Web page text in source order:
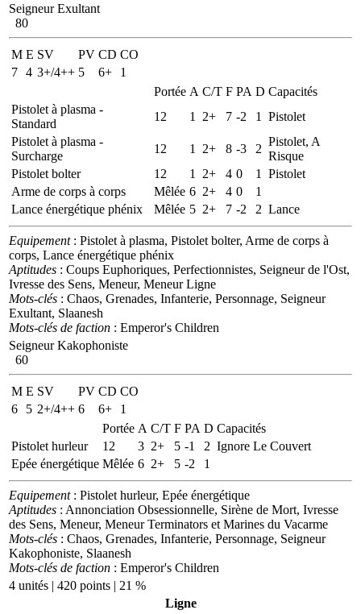
Seigneur Exultant
80
M E SV PV CD CO
7 4 3+/4++ 5 6+
1
Portée A C/T F PA D Capacités
Pistolet à plasma -
Standard
12 1 2+ 7 -2 1
Pistolet
Pistolet à plasma -
Surcharge
12 1 2+ 8 -3 2
Pistolet, A
Risque
Pistolet bolter
12 1 2+ 4 0 1
Pistolet
Arme de corps à corps
Mêlée 6 2+ 4 0
1
Lance énergétique phénix
Mêlée 5 2+ 7 -2 2 Lance
Equipement: Pistolet à plasma, Pistolet bolter, Arme de corps à
corps, Lance énergétique phénix
Aptitudes : Coups Euphoriques, Perfectionnistes, Seigneur de l'Ost,
Ivresse des Sens, Meneur, Meneur Ligne
Mots-clés : Chaos, Grenades, Infanterie, Personnage, Seigneur
Exultant, Slaanesh
Mots-clés de faction : Emperor's Children
Seigneur Kakophoniste
60
M E SV PV CD CO
6
5 2+/4++ 6 6+
1
Portée A C/T F PA D Capacités
Pistolet hurleur
12 3 2+ 5 -1 2 Ignore Le Couvert
Epée énergétique Mêlée 6 2+ 5 -2 1
Equipement: Pistolet hurleur, Epée énergétique
Aptitudes : Annonciation Obsessionnelle, Sirène de Mort, Ivresse
des Sens, Meneur, Meneur Terminators et Marines du Vacarme
Mots-clés : Chaos, Grenades, Infanterie, Personnage, Seigneur
Kakophoniste, Slaanesh
Mots-clés de faction : Emperor's Children
4 unités | 420 points | 21 %
Ligne